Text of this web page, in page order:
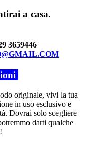
a casa.
3659446
originale, vivi la tua
in uso esclusivo e
Dovrai solo scegliere
darti qualche